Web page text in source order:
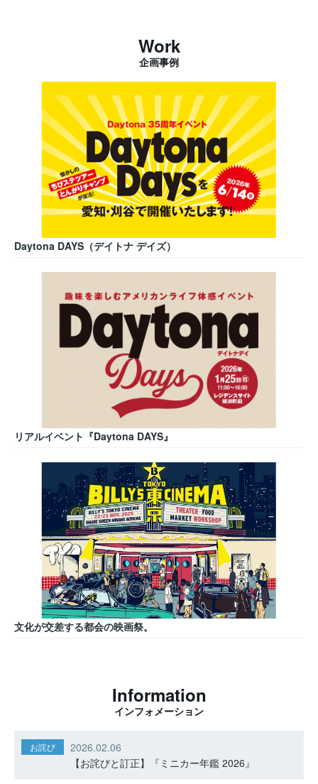
Work
企画事例
Daytona DAYS（デイトナ デイズ）
リアルイベント『Daytona DAYS』
文化が交差する都会の映画祭。
Information
インフォメーション
お詫び
2026.02.06
【お詫びと訂正】『ミニカー年鑑 2026』